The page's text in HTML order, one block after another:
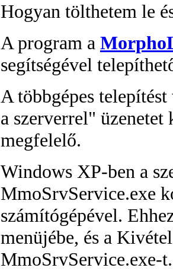
Hogyan tölthetem le
A program a
segítségével
A többgépes
a szerverrel"
megfelelő.
Windows XP-ben a
MmoSrvService.exe
számítógépével.
menüjébe, és a
MmoSrvService.exe-t.